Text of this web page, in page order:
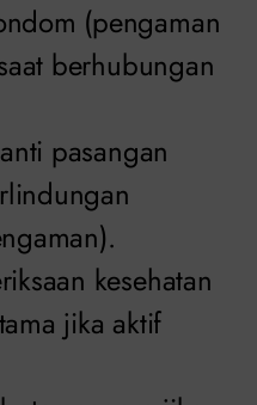
(pengaman
berhubungan
pasangan
kesehatan
jika aktif